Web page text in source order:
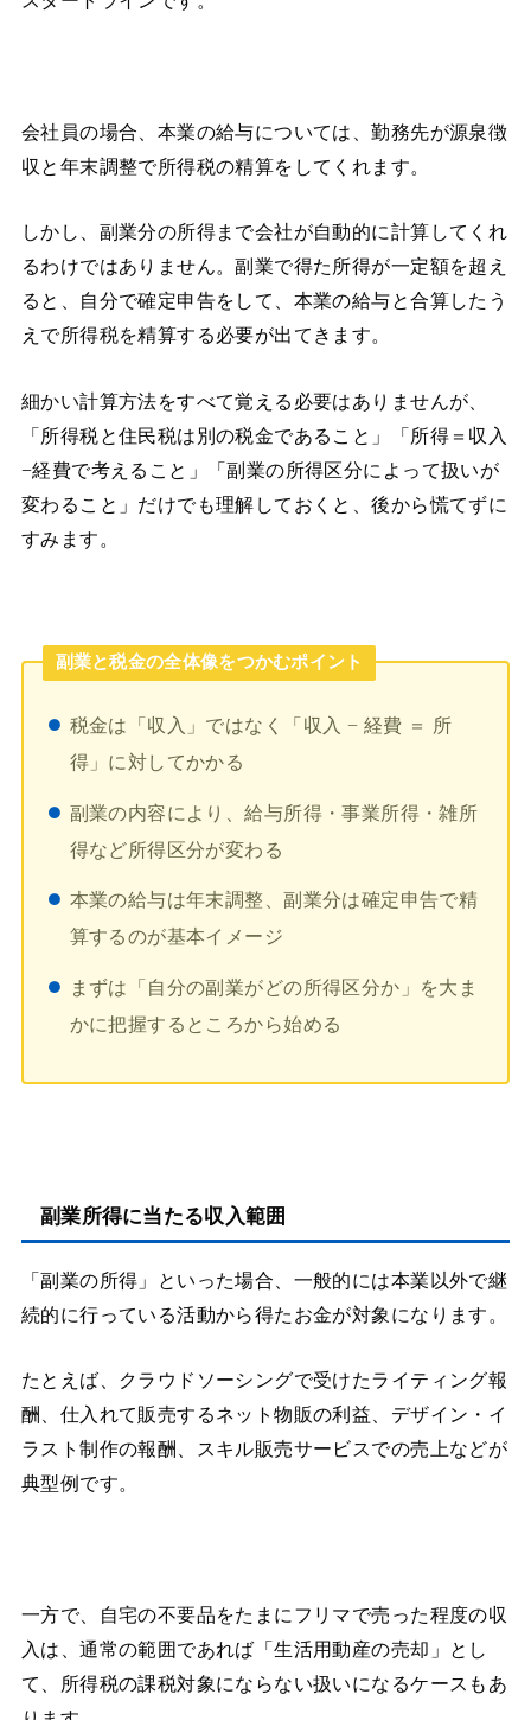
会社員の場合、本業の給与については、勤務先が源泉徴
収と年末調整で所得税の精算をしてくれます。
しかし、副業分の所得まで会社が自動的に計算してくれ
るわけではありません。副業で得た所得が一定額を超え
ると、自分で確定申告をして、本業の給与と合算したう
えで所得税を精算する必要が出てきます。
細かい計算方法をすべて覚える必要はありませんが、
「所得税と住民税は別の税金であること」「所得＝収入
−経費で考えること」「副業の所得区分によって扱いが
変わること」だけでも理解しておくと、後から慌てずに
すみます。
副業と税金の全体像をつかむポイント
税金は「収入」ではなく「収入 − 経費 ＝ 所
得」に対してかかる
副業の内容により、給与所得・事業所得・雑所
得など所得区分が変わる
本業の給与は年末調整、副業分は確定申告で精
算するのが基本イメージ
まずは「自分の副業がどの所得区分か」を大ま
かに把握するところから始める
副業所得に当たる収入範囲
「副業の所得」といった場合、一般的には本業以外で継
続的に行っている活動から得たお金が対象になります。
たとえば、クラウドソーシングで受けたライティング報
酬、仕入れて販売するネット物販の利益、デザイン・イ
ラスト制作の報酬、スキル販売サービスでの売上などが
典型例です。
一方で、自宅の不要品をたまにフリマで売った程度の収
入は、通常の範囲であれば「生活用動産の売却」とし
て、所得税の課税対象にならない扱いになるケースもあ